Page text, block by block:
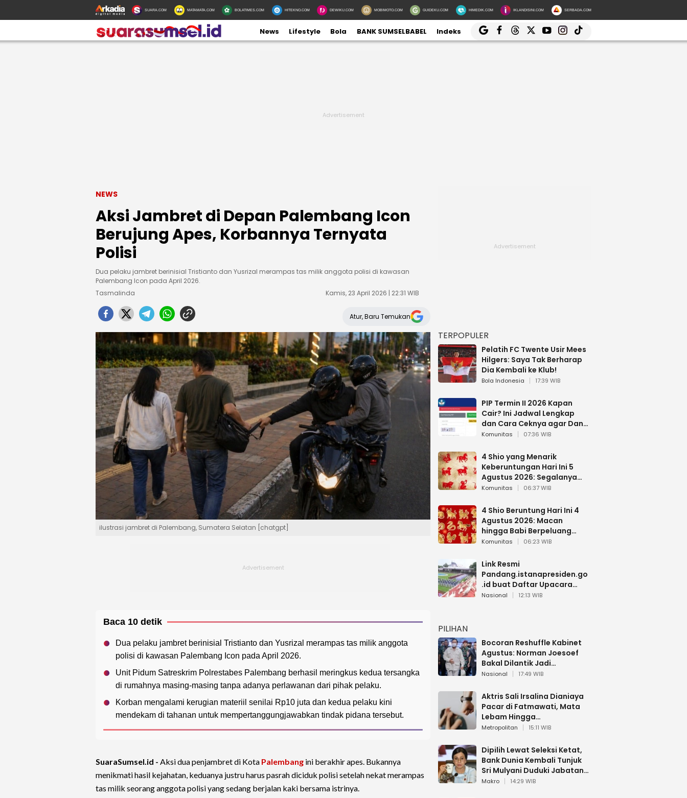
SUARA.COM MATAMATA.COM BOLATIMES.COM HITEKNO.COM DEWIKU.COM MOBIMOTO.COM GUIDEKU.COM HIMEDIK.COM IKLANDISINI.COM SERBADA.COM
News Lifestyle Bola BANK SUMSELBABEL Indeks
NEWS
Aksi Jambret di Depan Palembang Icon
Berujung Apes, Korbannya Ternyata
Polisi
Dua pelaku jambret berinisial Tristianto dan Yusrizal merampas tas milik anggota polisi di kawasan
Palembang Icon pada April 2026.
Tasmalinda
Kamis, 23 April 2026 | 22:31 WIB
Atur, Baru Temukan
ilustrasi jambret di Palembang, Sumatera Selatan [chatgpt]
Baca 10 detik
Dua pelaku jambret berinisial Tristianto dan Yusrizal merampas tas milik anggota
polisi di kawasan Palembang Icon pada April 2026.
Unit Pidum Satreskrim Polrestabes Palembang berhasil meringkus kedua tersangka
di rumahnya masing-masing tanpa adanya perlawanan dari pihak pelaku.
Korban mengalami kerugian materiil senilai Rp10 juta dan kedua pelaku kini
mendekam di tahanan untuk mempertanggungjawabkan tindak pidana tersebut.
SuaraSumsel.id - Aksi dua penjambret di Kota Palembang ini berakhir apes. Bukannya
menikmati hasil kejahatan, keduanya justru harus pasrah diciduk polisi setelah nekat merampas
tas milik seorang anggota polisi yang sedang berjalan kaki bersama istrinya.
TERPOPULER
Pelatih FC Twente Usir Mees
Hilgers: Saya Tak Berharap
Dia Kembali ke Klub!
Bola Indonesia 17:39 WIB
PIP Termin II 2026 Kapan
Cair? Ini Jadwal Lengkap
dan Cara Ceknya agar Dana
Tidak Hangus!
Komunitas 07:36 WIB
4 Shio yang Menarik
Keberuntungan Hari Ini 5
Agustus 2026: Segalanya
Berjalan Lancar
Komunitas 06:37 WIB
4 Shio Beruntung Hari Ini 4
Agustus 2026: Macan
hingga Babi Berpeluang
Dapat Kabar Baik
Komunitas 06:23 WIB
Link Resmi
Pandang.istanapresiden.go
.id buat Daftar Upacara
Bendera HUT RI di Istana
Nasional 12:13 WIB
PILIHAN
Bocoran Reshuffle Kabinet
Agustus: Norman Joesoef
Bakal Dilantik Jadi
Wamenhan RI
Nasional 17:49 WIB
Aktris Sali Irsalina Dianiaya
Pacar di Fatmawati, Mata
Lebam Hingga
Diselamatkan Polantas
Metropolitan 15:11 WIB
Dipilih Lewat Seleksi Ketat,
Bank Dunia Kembali Tunjuk
Sri Mulyani Duduki Jabatan
Strategis
Makro 14:29 WIB